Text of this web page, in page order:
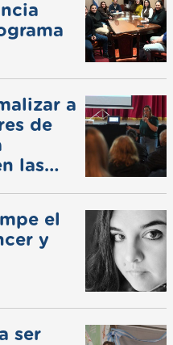
a
de
las
el
y
ser